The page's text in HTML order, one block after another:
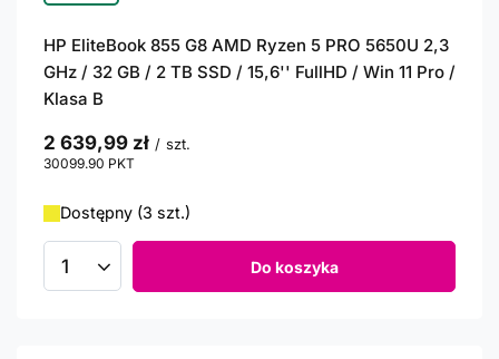
HP EliteBook 855 G8 AMD Ryzen 5 PRO 5650U 2,3
GHz / 32 GB / 2 TB SSD / 15,6'' FullHD / Win 11 Pro /
Klasa B
2 639,99 zł / szt.
30099.90 PKT
Dostępny (3 szt.)
Ilość produktów Do koszyka